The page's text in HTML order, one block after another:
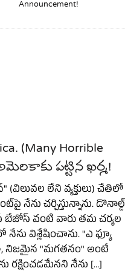
Announcement!
(Many Horrible
పట్టిన ఖర్మ!
లేని వ్యక్తులు) చేతిలో
నేను చర్చిస్తున్నాను. డొనాల్డ్
బేజోస్ వంటి వారు తమ చర్యల
విశ్లేషించాను. "ఎ ఫ్యూ
నిజమైన "మగతనం" అంటే
నేను […]